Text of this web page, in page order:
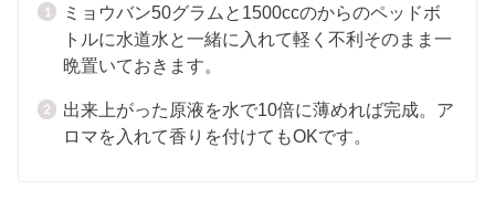
ミョウバン50グラムと1500ccのからのペッドボ
トルに水道水と一緒に入れて軽く不利そのまま一
晩置いておきます。
出来上がった原液を水で10倍に薄めれば完成。ア
ロマを入れて香りを付けてもOKです。